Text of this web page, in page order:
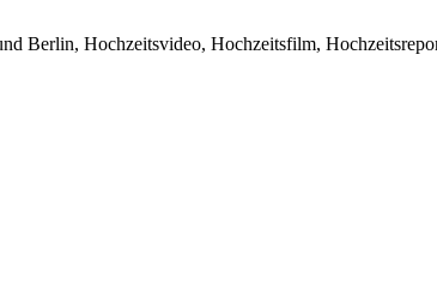
Berlin, Hochzeitsvideo, Hochzeitsfilm,